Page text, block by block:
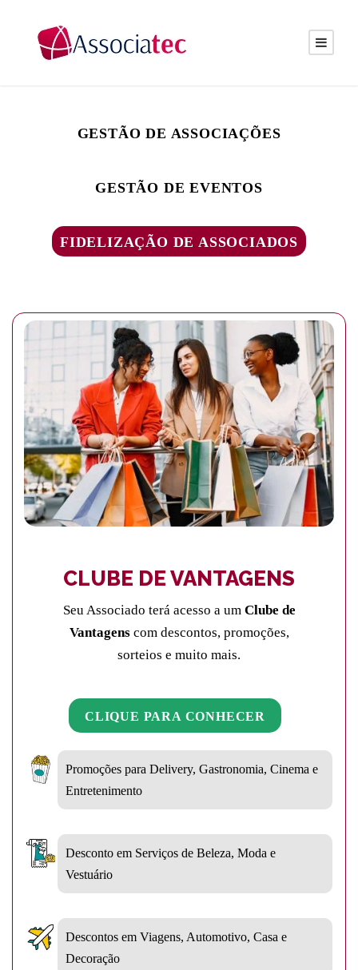
GESTÃO DE ASSOCIAÇÕES
GESTÃO DE EVENTOS
FIDELIZAÇÃO DE ASSOCIADOS
CLUBE DE VANTAGENS
Seu Associado terá acesso a um Clube de
Vantagenscom descontos, promoções,
sorteios e muito mais.
CLIQUE PARA CONHECER
Promoções para Delivery, Gastronomia, Cinema e
Entretenimento
Desconto em Serviços de Beleza, Moda e
Vestuário
Descontos em Viagens, Automotivo, Casa e
Decoração